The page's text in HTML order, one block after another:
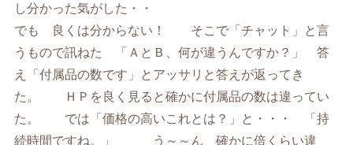
し分かった気がした・・
でも 良くは分からない！ そこで「チャット」と言
うもので訊ねた 「ＡとＢ、何が違うんですか？」 答
え「付属品の数です」とアッサリと答えが返ってき
た。 ＨＰを良く見ると確かに付属品の数は違ってい
た。 では「価格の高いこれとは？」と・・・ 「持
続時間ですね。」 う～～ん 確かに倍くらい違